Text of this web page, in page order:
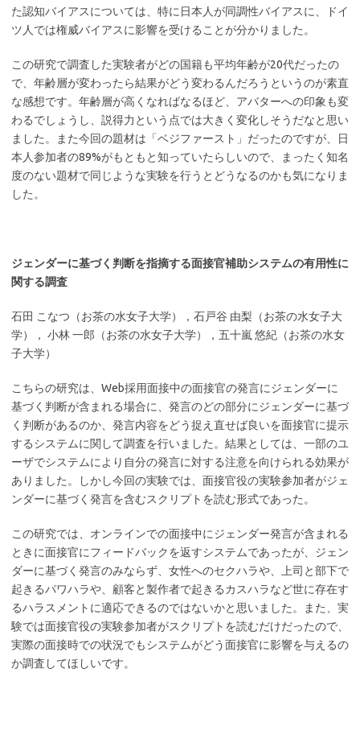
た認知バイアスについては、特に日本人が同調性バイアスに、ドイ
ツ人では権威バイアスに影響を受けることが分かりました。
この研究で調査した実験者がどの国籍も平均年齢が20代だったの
で、年齢層が変わったら結果がどう変わるんだろうというのが素直
な感想です。年齢層が高くなればなるほど、アバターへの印象も変
わるでしょうし、説得力という点では大きく変化しそうだなと思い
ました。また今回の題材は「ベジファースト」だったのですが、日
本人参加者の89%がもともと知っていたらしいので、まったく知名
度のない題材で同じような実験を行うとどうなるのかも気になりま
した。
ジェンダーに基づく判断を指摘する面接官補助システムの有用性に
関する調査
石田 こなつ（お茶の水女子大学），石戸谷 由梨（お茶の水女子大
学）， 小林 一郎（お茶の水女子大学），五十嵐 悠紀（お茶の水女
子大学）
こちらの研究は、Web採用面接中の面接官の発言にジェンダーに
基づく判断が含まれる場合に、発言のどの部分にジェンダーに基づ
く判断があるのか、発言内容をどう捉え直せば良いを面接官に提示
するシステムに関して調査を行いました。結果としては、一部のユ
ーザでシステムにより自分の発言に対する注意を向けられる効果が
ありました。しかし今回の実験では、面接官役の実験参加者がジェ
ンダーに基づく発言を含むスクリプトを読む形式であった。
この研究では、オンラインでの面接中にジェンダー発言が含まれる
ときに面接官にフィードバックを返すシステムであったが、ジェン
ダーに基づく発言のみならず、女性へのセクハラや、上司と部下で
起きるパワハラや、顧客と製作者で起きるカスハラなど世に存在す
るハラスメントに適応できるのではないかと思いました。また、実
験では面接官役の実験参加者がスクリプトを読むだけだったので、
実際の面接時での状況でもシステムがどう面接官に影響を与えるの
か調査してほしいです。